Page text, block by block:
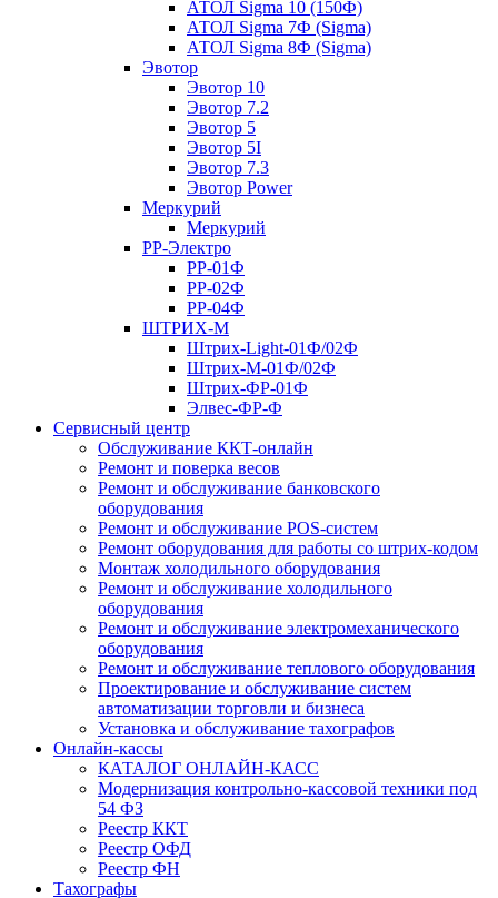
АТОЛ Sigma 10 (150Ф)
АТОЛ Sigma 7Ф (Sigma)
АТОЛ Sigma 8Ф (Sigma)
Эвотор
Эвотор 10
Эвотор 7.2
Эвотор 5
Эвотор 5I
Эвотор 7.3
Эвотор Power
Меркурий
Меркурий
РР-Электро
РР-01Ф
РР-02Ф
РР-04Ф
ШТРИХ-М
Штрих-Light-01Ф/02Ф
Штрих-М-01Ф/02Ф
Штрих-ФР-01Ф
Элвес-ФР-Ф
Сервисный центр
Обслуживание ККТ-онлайн
Ремонт и поверка весов
Ремонт и обслуживание банковского
оборудования
Ремонт и обслуживание POS-систем
Ремонт оборудования для работы со штрих-кодом
Монтаж холодильного оборудования
Ремонт и обслуживание холодильного
оборудования
Ремонт и обслуживание электромеханического
оборудования
Ремонт и обслуживание теплового оборудования
Проектирование и обслуживание систем
автоматизации торговли и бизнеса
Установка и обслуживание тахографов
Онлайн-кассы
КАТАЛОГ ОНЛАЙН-КАСС
Модернизация контрольно-кассовой техники под
54 ФЗ
Реестр ККТ
Реестр ОФД
Реестр ФН
Тахографы